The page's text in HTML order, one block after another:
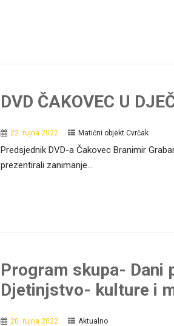
DVD ČAKOVEC U
22. rujna 2022. Matični objekt Cvrčak
Predsjednik DVD-a Čakovec Branimir
prezentirali zanimanje...
Program skupa- Dani
Djetinjstvo- kulture i
20. rujna 2022. Aktualno